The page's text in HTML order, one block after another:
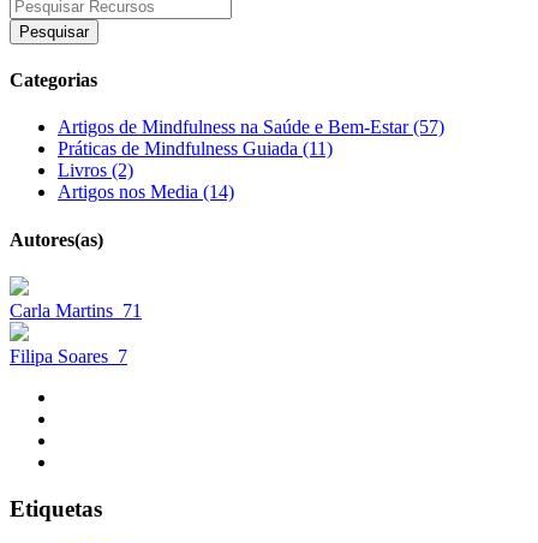
Pesquisar
Categorias
Artigos de Mindfulness na Saúde e Bem-Estar (57)
Práticas de Mindfulness Guiada (11)
Livros (2)
Artigos nos Media (14)
Autores(as)
Carla Martins 71
Filipa Soares 7
Etiquetas